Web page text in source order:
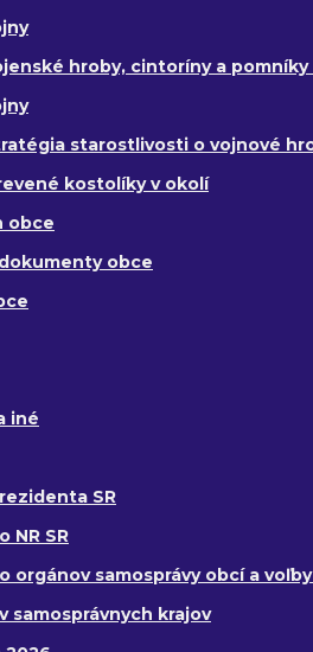
hroby, cintoríny a pomníky
starostlivosti o vojnové
kostolíky v okolí
obce
obce
iné
SR
NR SR
orgánov samosprávy obcí a
samosprávnych krajov